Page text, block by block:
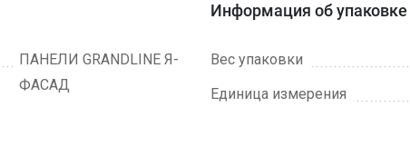
ПАНЕЛИ GRANDLINE Я-
ФАСАД
Информация об упаковке
Вес упаковки
Единица измерения